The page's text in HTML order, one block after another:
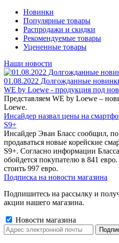
Новинки
Популярные товары
Распродажи и скидки
Рекомендуемые товары
Уцененные товары
Наши новости
01.08.2022 Долгожданные
WE by Loewe - продукция под
Представляем WE by Loewe –
Loewe.
Инсайдер назвал цены на
S9+
Инсайдер Эван Бласс сообщил,
продаваться новые корейские
S9+. Согласно информации
обойдется покупателю в 841
стоить 997 евро.
Подписка на новости магазина
Подпишитесь на рассылку и
акции нашего магазина.
Новости магазина